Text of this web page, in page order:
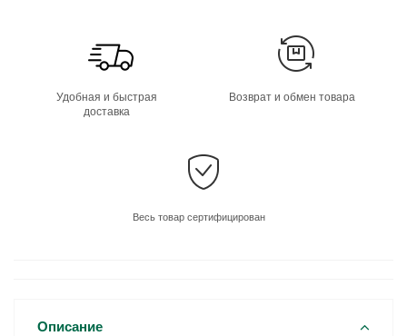
Удобная и быстрая
доставка
Возврат и обмен товара
Весь товар сертифицирован
Описание